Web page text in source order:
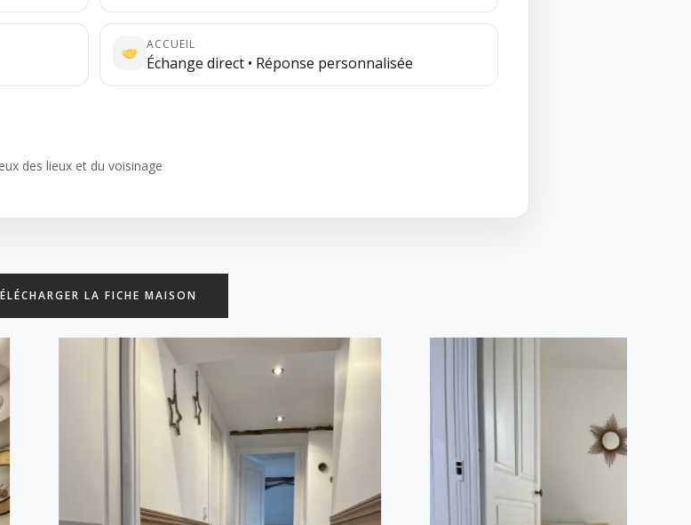
ACCUEIL
Échange direct • Réponse personnalisée
des lieux et du voisinage
LA FICHE MAISON